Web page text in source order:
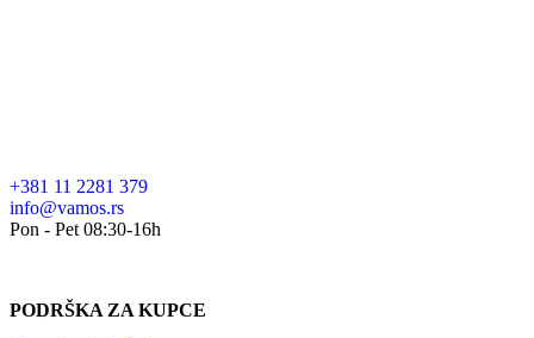
+381 11 2281 379
info@vamos.rs
Pon - Pet 08:30-16h
PODRŠKA ZA KUPCE